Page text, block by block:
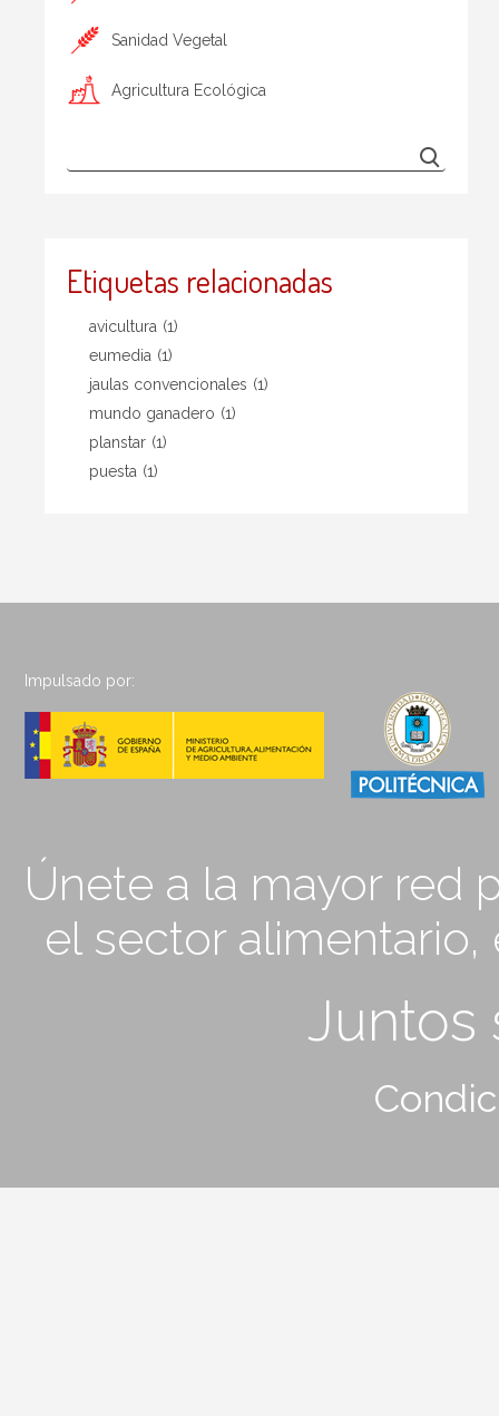
Sanidad Vegetal
Agricultura Ecológica
Etiquetas relacionadas
avicultura (1)
eumedia (1)
jaulas convencionales (1)
mundo ganadero (1)
planstar (1)
puesta (1)
Impulsado por:
Únete a la mayor red
el sector
Juntos